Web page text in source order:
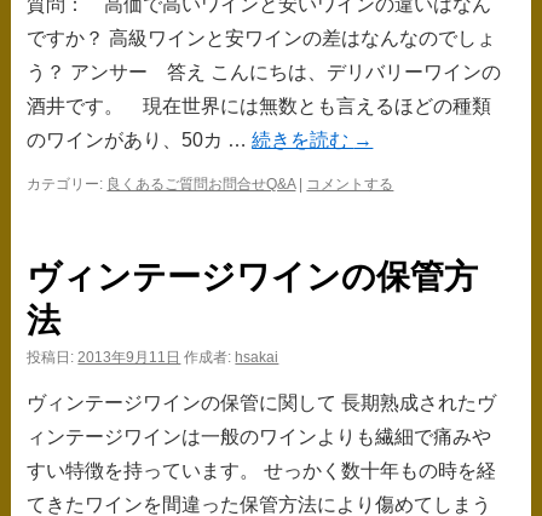
プ
質問： 高価で高いワインと安いワインの違いはなん
ですか？ 高級ワインと安ワインの差はなんなのでしょ
う？ アンサー 答え こんにちは、デリバリーワインの
酒井です。 現在世界には無数とも言えるほどの種類
のワインがあり、50カ …続きを読む →
カテゴリー: 良くあるご質問お問合せQ&A コメントする
ヴィンテージワインの保管方
法
投稿日: 2013年9月11日 作成者: hsakai
ヴィンテージワインの保管に関して 長期熟成されたヴ
ィンテージワインは一般のワインよりも繊細で痛みや
すい特徴を持っています。 せっかく数十年もの時を経
てきたワインを間違った保管方法により傷めてしまう